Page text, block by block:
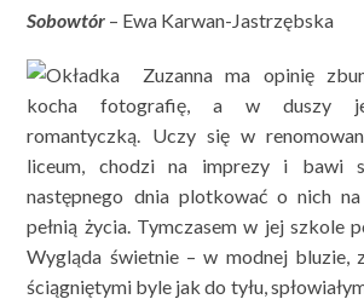
Sobowtór – Ewa Karwan-Jastrzębska
Zuzanna ma opinię
kocha fotografię, a w duszy
romantyczką. Uczy się w
liceum, chodzi na imprezy i bawi
następnego dnia plotkować o nich
pełnią życia. Tymczasem w jej szkole
Wygląda świetnie – w modnej bluzie,
ściągniętymi byle jak do tyłu,